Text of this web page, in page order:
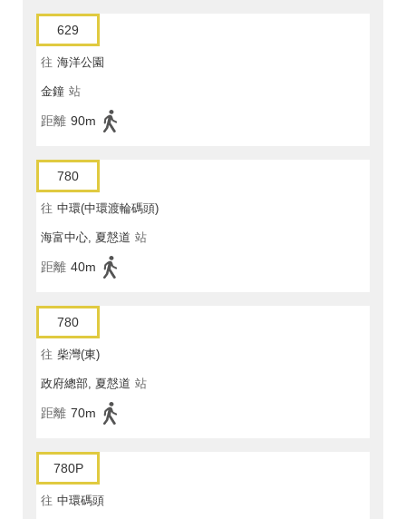
629
往 海洋公園
金鐘 站
距離 90m
780
往 中環(中環渡輪碼頭)
海富中心, 夏慤道 站
距離 40m
780
往 柴灣(東)
政府總部, 夏慤道 站
距離 70m
780P
往 中環碼頭